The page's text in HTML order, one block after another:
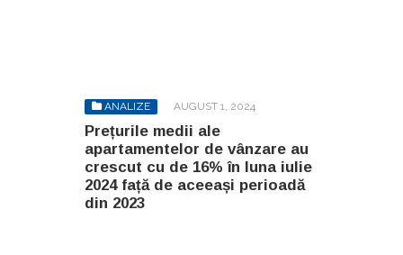
ANALIZE AUGUST 1, 2024
Prețurile medii ale
apartamentelor de vânzare au
crescut cu de 16% în luna iulie
2024 față de aceeași perioadă
din 2023